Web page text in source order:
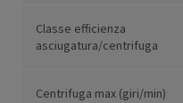
Classe efficienza
asciugatura/centrifuga
Centrifuga max (giri/min)